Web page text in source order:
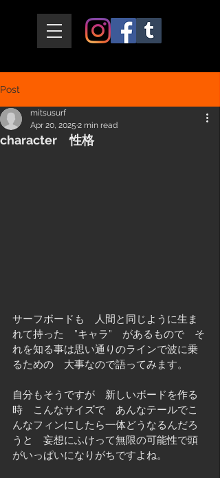
Post
character 性格
mitsusurf
Apr 20, 2025 2 min read
サーフボードも　人間と同じように生ま
れて持った　”キャラ”　があるもので　そ
れを知る事は思い通りのラインで波に乗
るための　大事なので語ってみます。
自分もそうですが　新しいボードを作る
時　こんなサイズで　あんなテールでこ
んなフィンにしたら一体どうなるんだろ
うと　妄想にふけって無限の可能性で頭
がいっぱいになりがちですよね。